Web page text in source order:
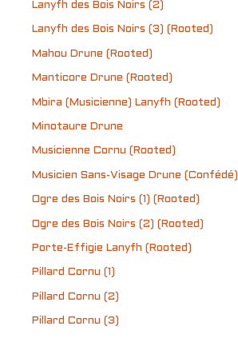
Lanyfh des Bois Noirs (2)
Lanyfh des Bois Noirs (3) (Rooted)
Mahou Drune (Rooted)
Manticore Drune (Rooted)
Mbira (Musicienne) Lanyfh (Rooted)
Minotaure Drune
Musicienne Cornu (Rooted)
Musicien Sans-Visage Drune (Confédé)
Ogre des Bois Noirs (1) (Rooted)
Ogre des Bois Noirs (2) (Rooted)
Porte-Effigie Lanyfh (Rooted)
Pillard Cornu (1)
Pillard Cornu (2)
Pillard Cornu (3)